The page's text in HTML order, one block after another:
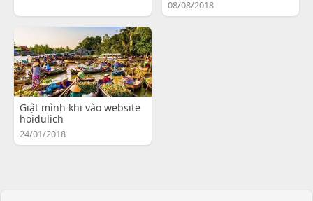
08/08/2018
Giật mình khi vào website
hoidulich
24/01/2018